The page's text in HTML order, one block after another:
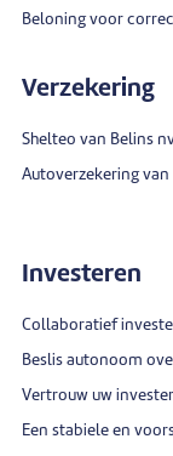
Beloning voor
Verzekering
Shelteo van Belins
Autoverzekering
Investeren
Collaboratief
Beslis autonoom
Vertrouw uw
Een stabiele en